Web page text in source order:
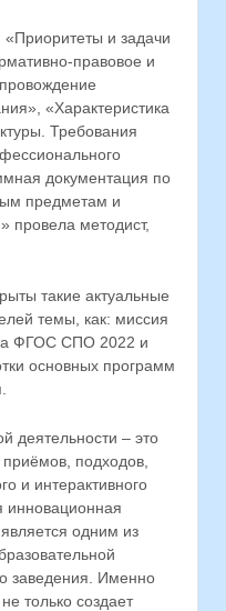
и задачи
правовое и
«Характеристика
Требования
документация по
предметам и
провела методист,
такие актуальные
темы, как: миссия
ФГОС СПО 2022 и
основных программ
деятельности – это
подходов,
и интерактивного
инновационная
одним из
заведения. Именно
только создает